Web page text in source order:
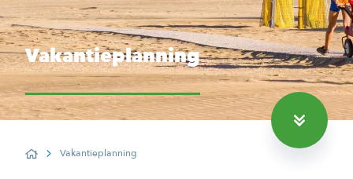
Vakantieplanning
HomeVakantieplanning